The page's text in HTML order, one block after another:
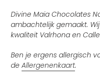
Divine Maia Chocolates
ambachtelijk gemaakt.
kwaliteit Valrhona en
Ben je ergens allergisch
de Allergenenkaart.